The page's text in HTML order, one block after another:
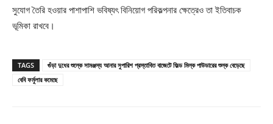
সুযোগ তৈরি হওয়ার পাশাপাশি ভবিষ্যৎ বিনিয়োগ পরিকল্পনার ক্ষেত্রেও তা ইতিবাচক
ভূমিকা রাখবে।
TAGS
গুঁড়া দুধের শুল্কে সামঞ্জস্য আনার সুপারিশ প্রস্তাবিত বাজেটে ফিল্ড মিল্ক পাউডারের শুল্ক বেড়েছে
বেবি ফর্মুলার কমেছে